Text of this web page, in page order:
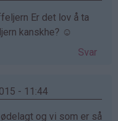
Er det lov å ta
kanskhe? ☺
Svar
- 11:44
og vi som er så